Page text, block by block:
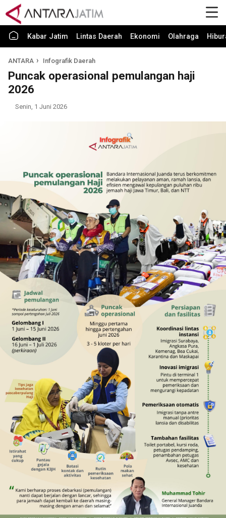
Kabar Jatim Lintas Daerah Ekonomi Olahraga
ANTARA Infografik Daerah
Puncak operasional pemulangan haji
2026
Senin, 1 Juni 2026